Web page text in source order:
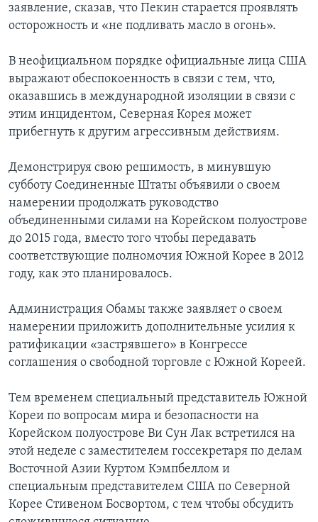
заявление, сказав, что Пекин старается проявлять
осторожность и «не подливать масло в огонь».
В неофициальном порядке официальные лица США
выражают обеспокоенность в связи с тем, что,
оказавшись в международной изоляции в связи с
этим инцидентом, Северная Корея может
прибегнуть к другим агрессивным действиям.
Демонстрируя свою решимость, в минувшую
субботу Соединенные Штаты объявили о своем
намерении продолжать руководство
объединенными силами на Корейском полуострове
до 2015 года, вместо того чтобы передавать
соответствующие полномочия Южной Корее в 2012
году, как это планировалось.
Администрация Обамы также заявляет о своем
намерении приложить дополнительные усилия к
ратификации «застрявшего» в Конгрессе
соглашения о свободной торговле с Южной Кореей.
Тем временем специальный представитель Южной
Кореи по вопросам мира и безопасности на
Корейском полуострове Ви Сун Лак встретился на
этой неделе с заместителем госсекретаря по делам
Восточной Азии Куртом Кэмпбеллом и
специальным представителем США по Северной
Корее Стивеном Босвортом, с тем чтобы обсудить